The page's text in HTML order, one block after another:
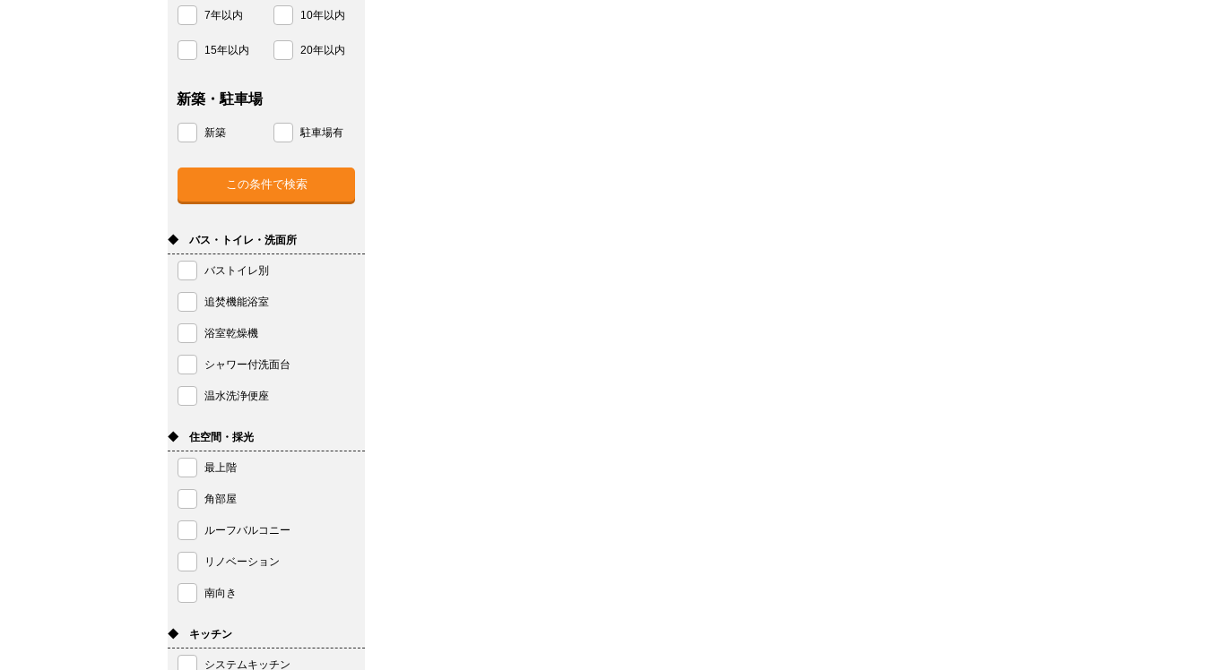
7年以内 10年以内
15年以内 20年以内
新築・駐車場
新築 駐車場有
◆ バス・トイレ・洗面所
バストイレ別
追焚機能浴室
浴室乾燥機
シャワー付洗面台
温水洗浄便座
◆ 住空間・採光
最上階
角部屋
ルーフバルコニー
リノベーション
南向き
◆ キッチン
システムキッチン